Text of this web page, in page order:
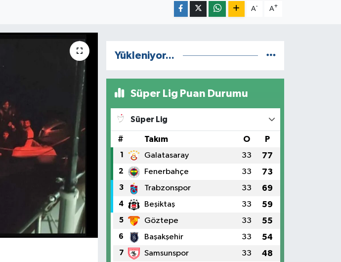
A- A+
Yükleniyor...
Süper Lig Puan Durumu
Süper Lig
# Takım O P
1 Galatasaray 33 77
2 Fenerbahçe 33 73
3 Trabzonspor 33 69
4 Beşiktaş 33 59
5 Göztepe 33 55
6 Başakşehir 33 54
7 Samsunspor 33 48